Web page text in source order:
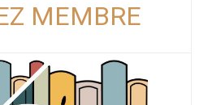
MEMBRE